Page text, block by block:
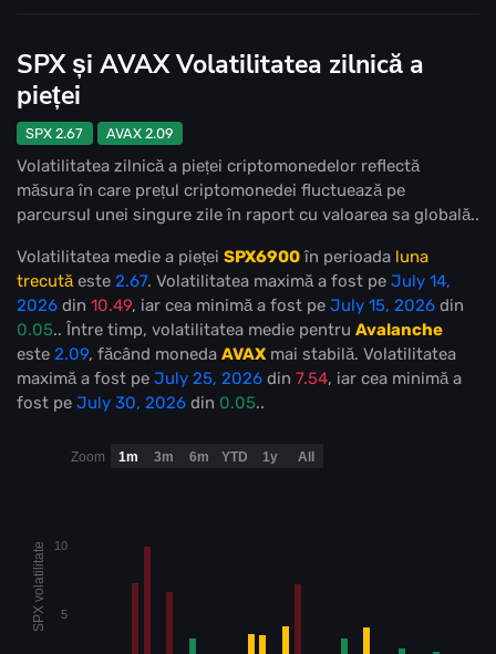
SPX și AVAX Volatilitatea zilnică a
pieței
SPX 2.67 AVAX 2.09
Volatilitatea zilnică a pieței criptomonedelor reflectă
măsura în care prețul criptomonedei fluctuează pe
parcursul unei singure zile în raport cu valoarea sa globală..
Volatilitatea medie a pieței SPX6900în perioada luna
trecutăeste 2.67. Volatilitatea maximă a fost pe July 14,
2026 din 10.49, iar cea minimă a fost pe July 15, 2026 din
0.05.. Între timp, volatilitatea medie pentru Avalanche
este 2.09, făcând moneda AVAX mai stabilă. Volatilitatea
maximă a fost pe July 25, 2026 din 7.54, iar cea minimă a
fost pe July 30, 2026 din 0.05..
SPX volatilitate 10
5
Zoom 1m 3m 6m YTD 1y All